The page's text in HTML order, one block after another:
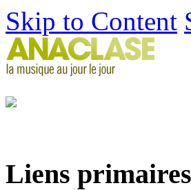
Skip to Content
Liens primaires